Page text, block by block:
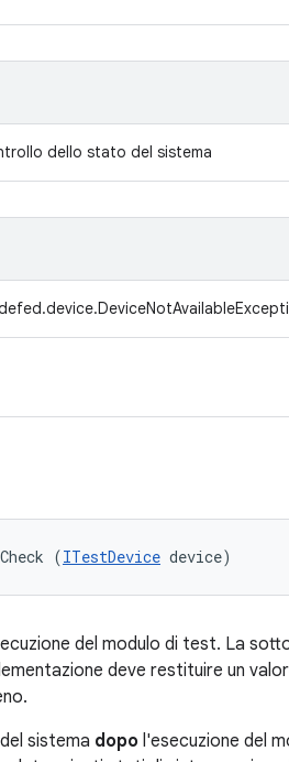
dello stato del sistema
(ITestDevice device)
del modulo di test. La
deve restituire un
sistema dopo l'esecuzione del